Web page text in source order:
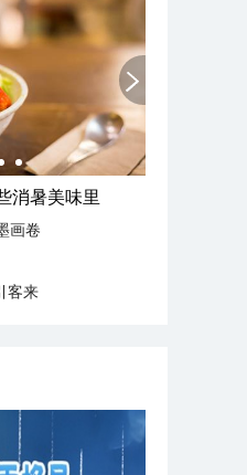
消暑美味里
画卷
客来